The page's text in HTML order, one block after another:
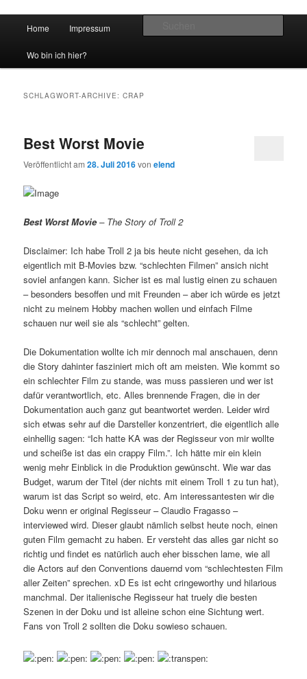
vidgames.de
Zum Inhalt wechseln
Zum sekundären Inhalt wechseln
Home Impressum
Wo bin ich hier?
SCHLAGWORT-ARCHIVE:CRAP
Best Worst Movie
Veröffentlicht am28. Juli 2016vonelend
Best Worst Movie – The Story of Troll 2
Disclaimer: Ich habe Troll 2 ja bis heute nicht gesehen, da ich
eigentlich mit B-Movies bzw. “schlechten Filmen” ansich nicht
soviel anfangen kann. Sicher ist es mal lustig einen zu schauen
– besonders besoffen und mit Freunden – aber ich würde es jetzt
nicht zu meinem Hobby machen wollen und einfach Filme
schauen nur weil sie als “schlecht” gelten.
Die Dokumentation wollte ich mir dennoch mal anschauen, denn
die Story dahinter fasziniert mich oft am meisten. Wie kommt so
ein schlechter Film zu stande, was muss passieren und wer ist
dafür verantwortlich, etc. Alles brennende Fragen, die in der
Dokumentation auch ganz gut beantwortet werden. Leider wird
sich etwas sehr auf die Darsteller konzentriert, die eigentlich alle
einhellig sagen: “Ich hatte KA was der Regisseur von mir wollte
und scheiße ist das ein crappy Film.”. Ich hätte mir ein klein
wenig mehr Einblick in die Produktion gewünscht. Wie war das
Budget, warum der Titel (der nichts mit einem Troll 1 zu tun hat),
warum ist das Script so weird, etc. Am interessantesten wir die
Doku wenn er original Regisseur – Claudio Fragasso –
interviewed wird. Dieser glaubt nämlich selbst heute noch, einen
guten Film gemacht zu haben. Er versteht das alles gar nicht so
richtig und findet es natürlich auch eher bisschen lame, wie all
die Actors auf den Conventions dauernd vom “schlechtesten Film
aller Zeiten” sprechen. xD Es ist echt cringeworthy und hilarious
manchmal. Der italienische Regisseur hat truely die besten
Szenen in der Doku und ist alleine schon eine Sichtung wert.
Fans von Troll 2 sollten die Doku sowieso schauen.